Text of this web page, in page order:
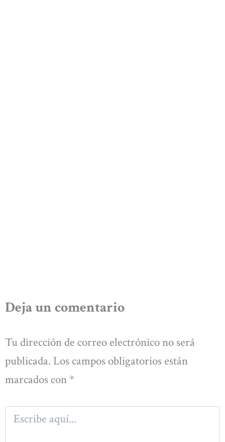
Deja un comentario
Tu dirección de correo electrónico no será
publicada. Los campos obligatorios están
marcados con *
aquí...